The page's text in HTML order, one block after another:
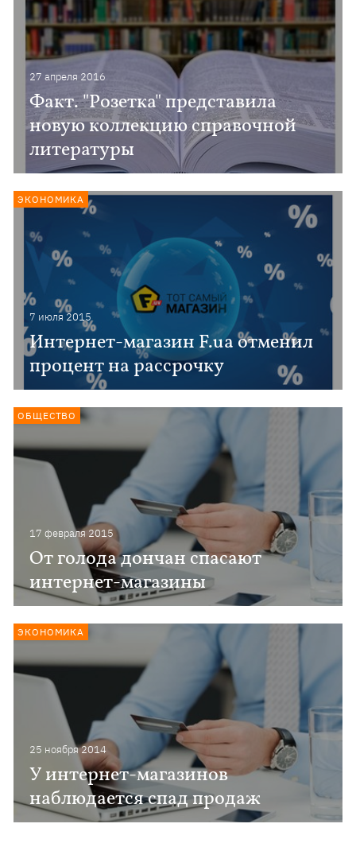
27 апреля 2016
Факт. "Розетка" представила
новую коллекцию справочной
литературы
7 июля 2015
Интернет-магазин F.ua отменил
процент на рассрочку
ЭКОНОМИКА
17 февраля 2015
От голода дончан спасают
интернет-магазины
ОБЩЕСТВО
25 ноября 2014
У интернет-магазинов
наблюдается спад продаж
ЭКОНОМИКА